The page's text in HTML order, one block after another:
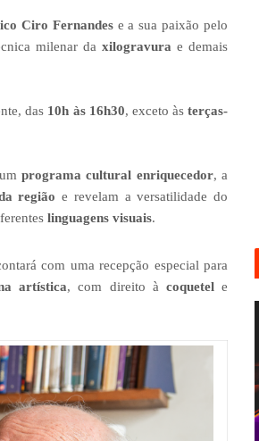
Ciro Fernandese a sua paixão pelo
milenar da xilogravura e demais
das 10h às 16h30, exceto àsterças-
umprograma cultural enriquecedor, a
região e revelam a versatilidade do
linguagens visuais.
com uma recepção especial para
artística, com direito à coquetele